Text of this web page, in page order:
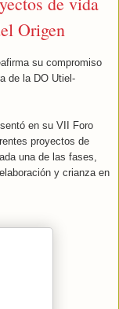
Origen
su compromiso
de la DO Utiel-
en su VII Foro
proyectos de
una de las fases,
y crianza en